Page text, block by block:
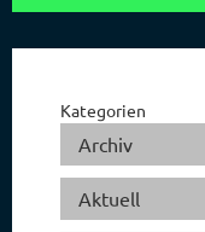
Kategorien
Archiv
Aktuell